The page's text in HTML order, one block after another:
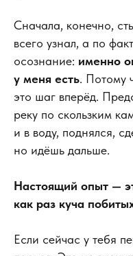
Сначала, конечно,
всего узнал, а по
осознание: именно
у меня есть. Потому
это шаг вперёд.
реку по скользким
и в воду, поднялся,
но идёшь дальше.
Настоящий опыт —
как раз куча
Если сейчас у тебя